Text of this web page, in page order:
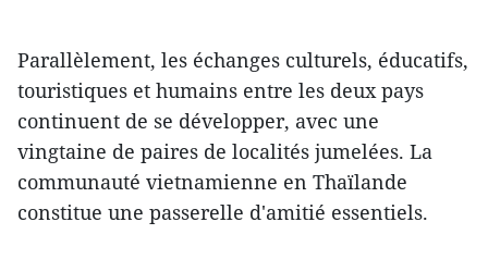
Parallèlement, les échanges culturels, éducatifs,
touristiques et humains entre les deux pays
continuent de se développer, avec une
vingtaine de paires de localités jumelées. La
communauté vietnamienne en Thaïlande
constitue une passerelle d'amitié essentiels.